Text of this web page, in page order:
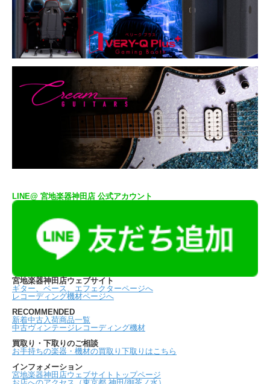
LINE@ 宮地楽器神田店 公式アカウント
宮地楽器神田店ウェブサイト
ギター、ベース、エフェクターページへ
レコーディング機材ページへ
RECOMMENDED
新着中古入荷商品一覧
中古ヴィンテージレコーディング機材
買取り・下取りのご相談
お手持ちの楽器・機材の買取り下取りはこちら
インフォメーション
宮地楽器神田店ウェブサイトトップページ